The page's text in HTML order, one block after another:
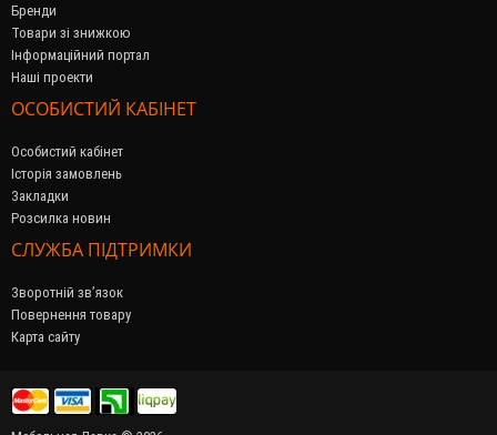
Бренди
Товари зі знижкою
Інформаційний портал
Наші проекти
ОСОБИСТИЙ КАБІНЕТ
Особистий кабінет
Історія замовлень
Закладки
Розсилка новин
СЛУЖБА ПІДТРИМКИ
Зворотній зв’язок
Повернення товару
Карта сайту